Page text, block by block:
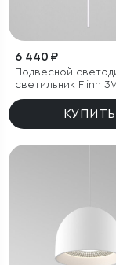
6 440 ₽
Подвесной
светильник Flinn
белый
КУПИТЬ